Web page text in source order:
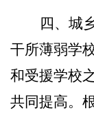
四、城
干所薄弱学
和受援学校
共同提高。